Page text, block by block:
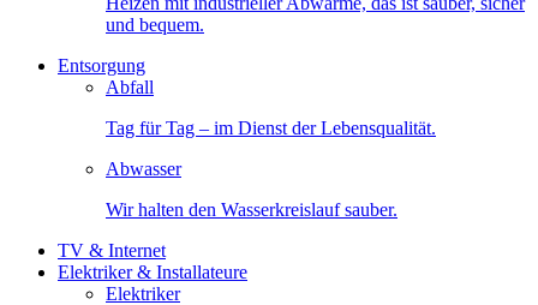
und bequem.
Entsorgung
Abfall
Tag für Tag – im Dienst der Lebensqualität.
Abwasser
Wir halten den Wasserkreislauf sauber.
TV & Internet
Elektriker & Installateure
Elektriker